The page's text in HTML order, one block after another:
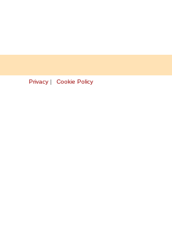
Privacy | Cookie Policy